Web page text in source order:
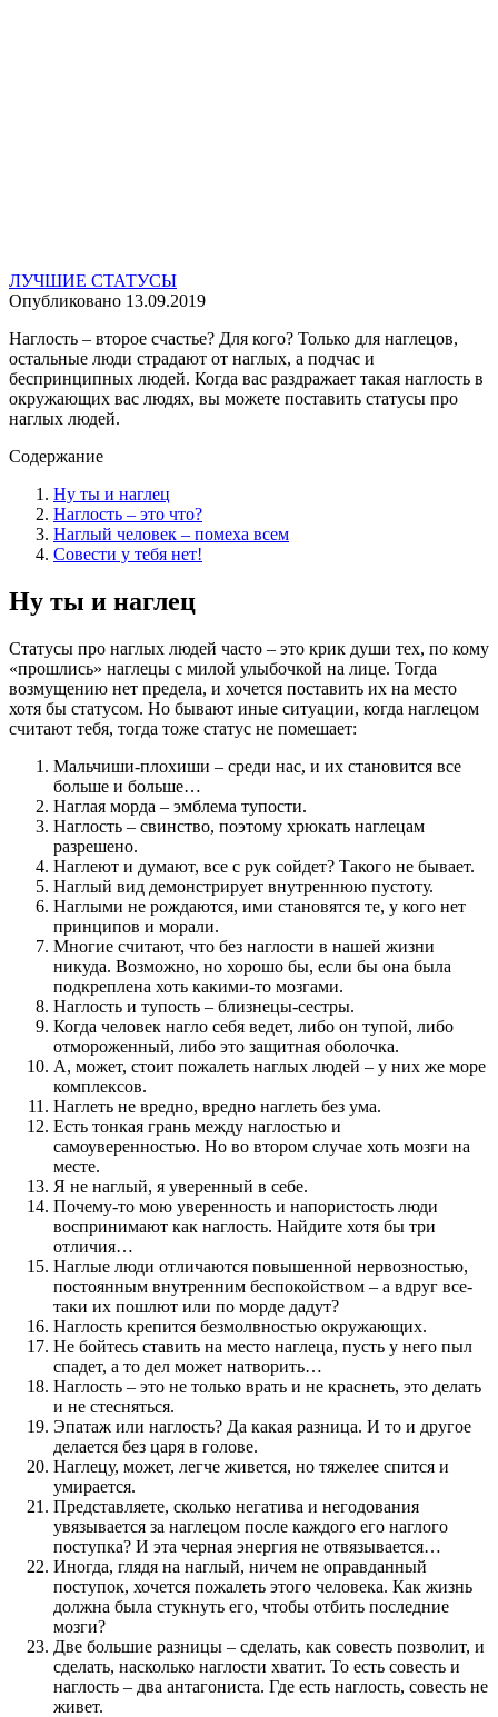
ЛУЧШИЕ СТАТУСЫ
Опубликовано 13.09.2019
Наглость – второе счастье? Для кого? Только для наглецов,
остальные люди страдают от наглых, а подчас и
беспринципных людей. Когда вас раздражает такая наглость в
окружающих вас людях, вы можете поставить статусы про
наглых людей.
Содержание
Ну ты и наглец
Наглость – это что?
Наглый человек – помеха всем
Совести у тебя нет!
Ну ты и наглец
Статусы про наглых людей часто – это крик души тех, по кому
«прошлись» наглецы с милой улыбочкой на лице. Тогда
возмущению нет предела, и хочется поставить их на место
хотя бы статусом. Но бывают иные ситуации, когда наглецом
считают тебя, тогда тоже статус не помешает:
Мальчиши-плохиши – среди нас, и их становится все
больше и больше…
Наглая морда – эмблема тупости.
Наглость – свинство, поэтому хрюкать наглецам
разрешено.
Наглеют и думают, все с рук сойдет? Такого не бывает.
Наглый вид демонстрирует внутреннюю пустоту.
Наглыми не рождаются, ими становятся те, у кого нет
принципов и морали.
Многие считают, что без наглости в нашей жизни
никуда. Возможно, но хорошо бы, если бы она была
подкреплена хоть какими-то мозгами.
Наглость и тупость – близнецы-сестры.
Когда человек нагло себя ведет, либо он тупой, либо
отмороженный, либо это защитная оболочка.
А, может, стоит пожалеть наглых людей – у них же море
комплексов.
Наглеть не вредно, вредно наглеть без ума.
Есть тонкая грань между наглостью и
самоуверенностью. Но во втором случае хоть мозги на
месте.
Я не наглый, я уверенный в себе.
Почему-то мою уверенность и напористость люди
воспринимают как наглость. Найдите хотя бы три
отличия…
Наглые люди отличаются повышенной нервозностью,
постоянным внутренним беспокойством – а вдруг все-
таки их пошлют или по морде дадут?
Наглость крепится безмолвностью окружающих.
Не бойтесь ставить на место наглеца, пусть у него пыл
спадет, а то дел может натворить…
Наглость – это не только врать и не краснеть, это делать
и не стесняться.
Эпатаж или наглость? Да какая разница. И то и другое
делается без царя в голове.
Наглецу, может, легче живется, но тяжелее спится и
умирается.
Представляете, сколько негатива и негодования
увязывается за наглецом после каждого его наглого
поступка? И эта черная энергия не отвязывается…
Иногда, глядя на наглый, ничем не оправданный
поступок, хочется пожалеть этого человека. Как жизнь
должна была стукнуть его, чтобы отбить последние
мозги?
Две большие разницы – сделать, как совесть позволит, и
сделать, насколько наглости хватит. То есть совесть и
наглость – два антагониста. Где есть наглость, совесть не
живет.